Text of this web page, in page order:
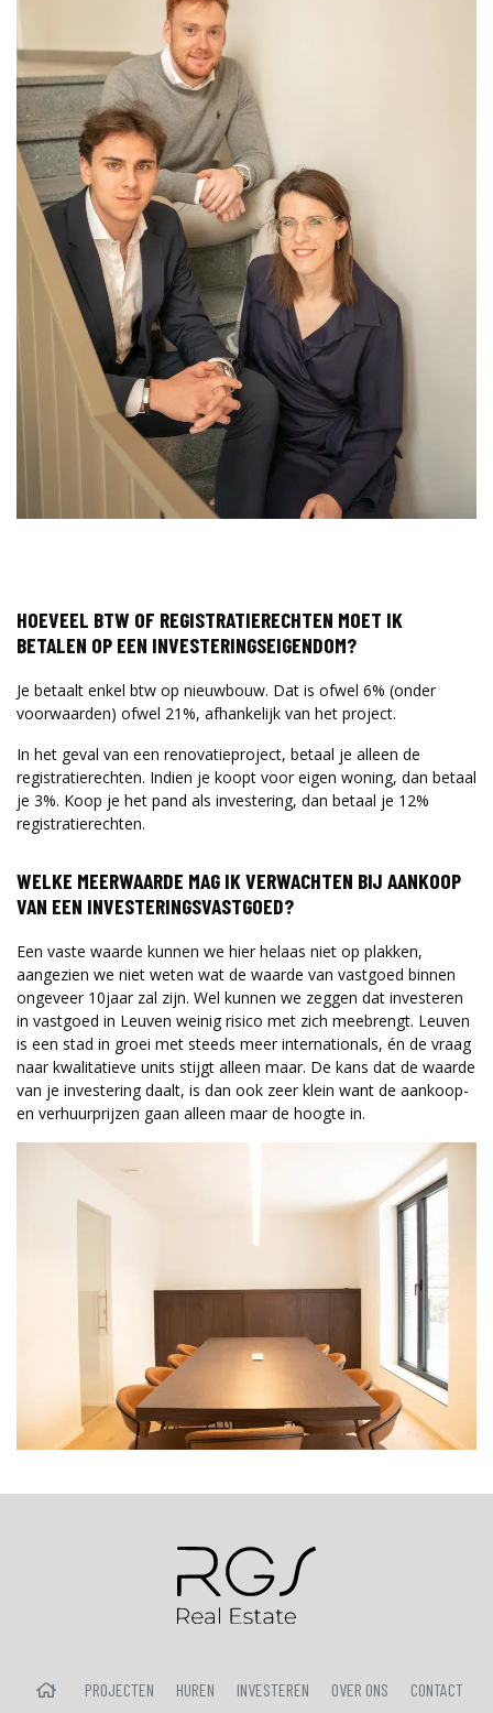
HOEVEEL BTW OF REGISTRATIERECHTEN MOET IK
BETALEN OP EEN INVESTERINGSEIGENDOM?
Je betaalt enkel btw op nieuwbouw. Dat is ofwel 6% (onder
voorwaarden) ofwel 21%, afhankelijk van het project.
In het geval van een renovatieproject, betaal je alleen de
registratierechten. Indien je koopt voor eigen woning, dan betaal
je 3%. Koop je het pand als investering, dan betaal je 12%
registratierechten.
WELKE MEERWAARDE MAG IK VERWACHTEN BIJ AANKOOP
VAN EEN INVESTERINGSVASTGOED?
Een vaste waarde kunnen we hier helaas niet op plakken,
aangezien we niet weten wat de waarde van vastgoed binnen
ongeveer 10jaar zal zijn. Wel kunnen we zeggen dat investeren
in vastgoed in Leuven weinig risico met zich meebrengt. Leuven
is een stad in groei met steeds meer internationals, én de vraag
naar kwalitatieve units stijgt alleen maar. De kans dat de waarde
van je investering daalt, is dan ook zeer klein want de aankoop-
en verhuurprijzen gaan alleen maar de hoogte in.
HOME PROJECTEN HUREN INVESTEREN OVER ONS CONTACT